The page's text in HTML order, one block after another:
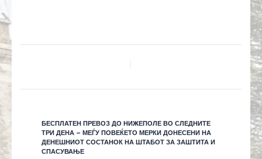
БЕСПЛАТЕН ПРЕВОЗ ДО НИЖЕПОЛЕ ВО СЛЕДНИТЕ
ТРИ ДЕНА – МЕЃУ ПОВЕЌЕТО МЕРКИ ДОНЕСЕНИ НА
ДЕНЕШНИОТ СОСТАНОК НА ШТАБОТ ЗА ЗАШТИТА И
СПАСУВАЊЕ